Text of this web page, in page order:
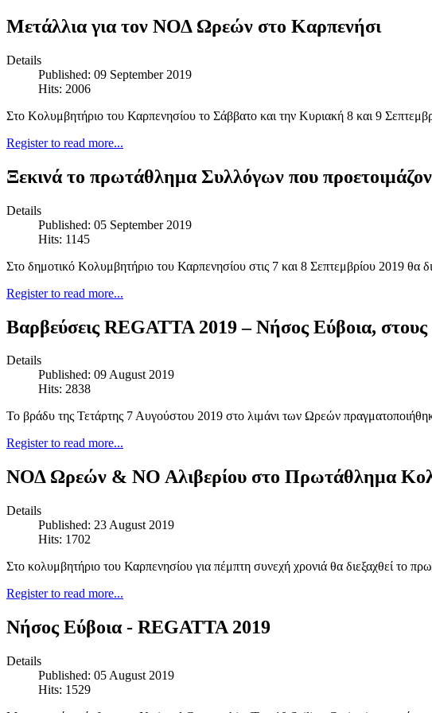
Μετάλλια για τον ΝΟΔ Ωρεών στο Καρπενήσι
Details
Published: 09 September 2019
Hits: 2006
Στο Κολυμβητήριο του Καρπενησίου το Σάββατο και την Κυριακή 8 και 9
Register to read more...
Ξεκινά το πρωτάθλημα Συλλόγων που
Details
Published: 05 September 2019
Hits: 1145
Στο δημοτικό Κολυμβητήριο του Καρπενησίου στις 7 και 8 Σεπτεμβρίου 2019 θα
Register to read more...
Βαρβεύσεις REGATTA 2019 – Νήσος Εύβοια,
Details
Published: 09 August 2019
Hits: 2838
Το βράδυ της Τετάρτης 7 Αυγούστου 2019 στο λιμάνι των Ωρεών
Register to read more...
ΝΟΔ Ωρεών & ΝΟ Αλιβερίου στο Πρωτάθλημα
Details
Published: 23 August 2019
Hits: 1702
Στο κολυμβητήριο του Καρπενησίου για πέμπτη συνεχή χρονιά θα διεξαχθεί το
Register to read more...
Νήσος Εύβοια - REGATTA 2019
Details
Published: 05 August 2019
Hits: 1529